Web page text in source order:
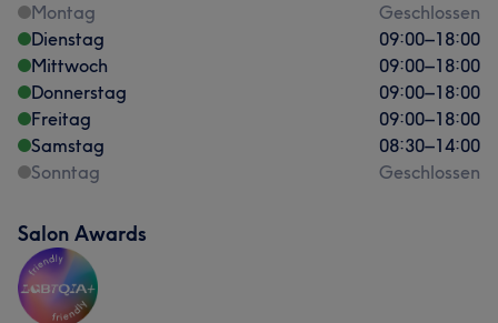
Montag
Geschlossen
Dienstag
09:00–18:00
Mittwoch
09:00–18:00
Donnerstag
09:00–18:00
Freitag
09:00–18:00
Samstag
08:30–14:00
Sonntag
Geschlossen
Salon Awards